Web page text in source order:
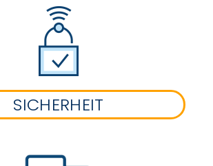
SICHERHEIT